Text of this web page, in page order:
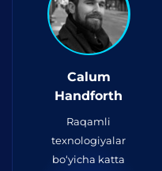
Calum
Handforth
Raqamli
texnologiyalar
bo‘yicha katta